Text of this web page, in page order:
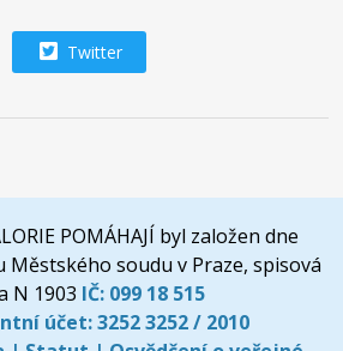
Twitter
POMÁHAJÍ byl založen dne
Městského soudu v Praze, spisová
N 1903 IČ: 099 18 515
účet:3252 3252 / 2010